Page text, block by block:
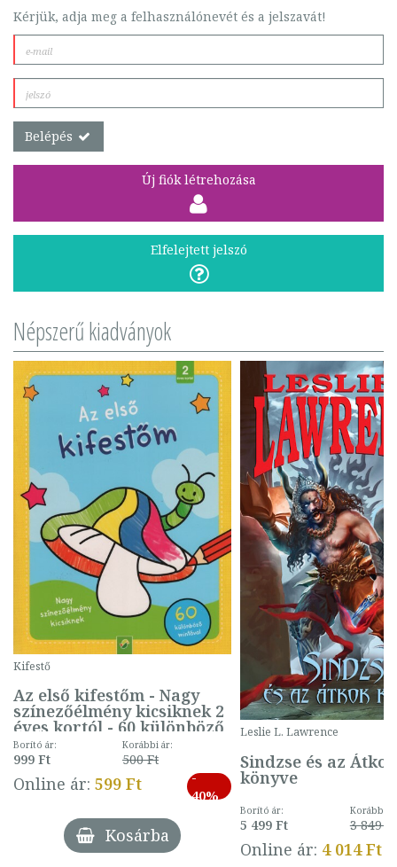
Kérjük, adja meg a felhasználónevét és a jelszavát!
Belépés
Új fiók létrehozása
Elfelejtett jelszó
Népszerű kiadványok
Kifestő
Az első kifestőm - Nagy
színezőélmény kicsiknek 2
éves kortól - 60 különböző
mintával (gombás)
Borító ár:
999 Ft
Korábbi ár:
500 Ft
Online ár: 599 Ft
-
40%
Kosárba
Leslie L. Lawrence
Sindzse és az Átkok
könyve
Borító ár:
5 499 Ft
Korábbi
3 849 Ft
Online ár: 4 014 Ft